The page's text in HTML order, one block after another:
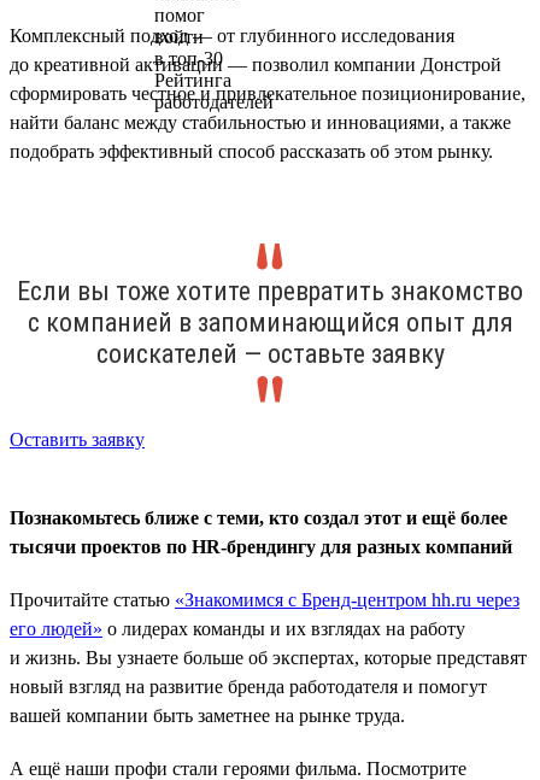
Комплексный подход — от глубинного исследования
до креативной активации — позволил компании Донстрой
сформировать честное и привлекательное позиционирование,
найти баланс между стабильностью и инновациями, а также
подобрать эффективный способ рассказать об этом рынку.
Если вы тоже хотите превратить знакомство
с компанией в запоминающийся опыт для
соискателей — оставьте заявку
Оставить заявку
Познакомьтесь ближе с теми, кто создал этот и ещё более
тысячи проектов по HR-брендингу для разных компаний
Прочитайте статью «Знакомимся с Бренд-центром hh.ru через
его людей» о лидерах команды и их взглядах на работу
и жизнь. Вы узнаете больше об экспертах, которые представят
новый взгляд на развитие бренда работодателя и помогут
вашей компании быть заметнее на рынке труда.
А ещё наши профи стали героями фильма. Посмотрите